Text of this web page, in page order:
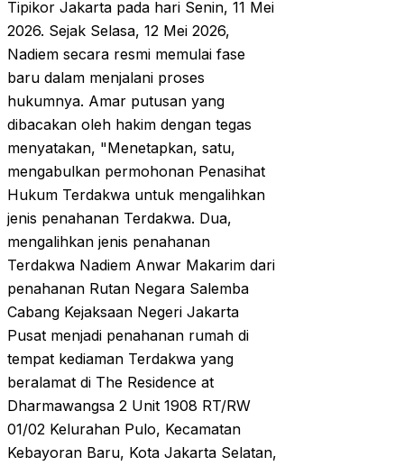
Tipikor Jakarta pada hari Senin, 11 Mei
2026. Sejak Selasa, 12 Mei 2026,
Nadiem secara resmi memulai fase
baru dalam menjalani proses
hukumnya. Amar putusan yang
dibacakan oleh hakim dengan tegas
menyatakan, "Menetapkan, satu,
mengabulkan permohonan Penasihat
Hukum Terdakwa untuk mengalihkan
jenis penahanan Terdakwa. Dua,
mengalihkan jenis penahanan
Terdakwa Nadiem Anwar Makarim dari
penahanan Rutan Negara Salemba
Cabang Kejaksaan Negeri Jakarta
Pusat menjadi penahanan rumah di
tempat kediaman Terdakwa yang
beralamat di The Residence at
Dharmawangsa 2 Unit 1908 RT/RW
01/02 Kelurahan Pulo, Kecamatan
Kebayoran Baru, Kota Jakarta Selatan,